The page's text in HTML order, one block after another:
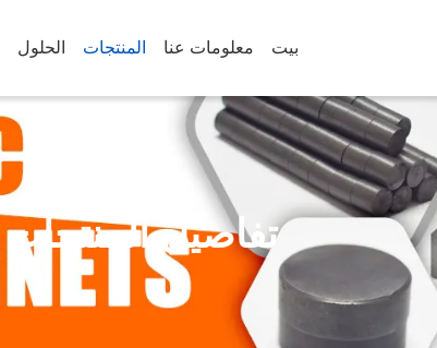
بيت معلومات عنا المنتجات الحلول
تفاصيل المنتجات